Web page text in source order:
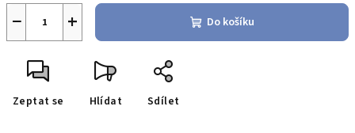
+
− Do košíku
Zeptat se Hlídat Sdílet